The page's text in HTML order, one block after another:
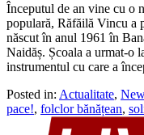
Începutul de an vine cu o
populară, Răfăilă Vincu a
născut în anul 1961 în
Naidăș. Școala a urmat-o
instrumentul cu care a
Posted in: Actualitate,
pace!, folclor bănățean,